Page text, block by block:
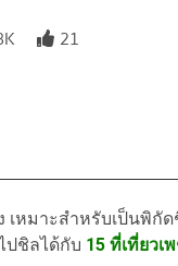
21
เหมาะสำหรับเป็นพิ
ปชิลได้กับ 15 ที่เที่ยวเ